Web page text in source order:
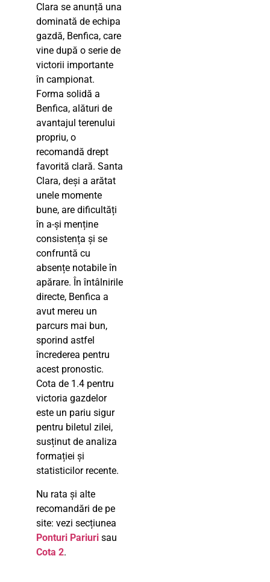
Clara se anunță una
dominată de echipa
gazdă, Benfica, care
vine după o serie de
victorii importante
în campionat.
Forma solidă a
Benfica, alături de
avantajul terenului
propriu, o
recomandă drept
favorită clară. Santa
Clara, deși a arătat
unele momente
bune, are dificultăți
în a-și menține
consistența și se
confruntă cu
absențe notabile în
apărare. În întâlnirile
directe, Benfica a
avut mereu un
parcurs mai bun,
sporind astfel
încrederea pentru
acest pronostic.
Cota de 1.4 pentru
victoria gazdelor
este un pariu sigur
pentru biletul zilei,
susținut de analiza
formației și
statisticilor recente.
Nu rata și alte
recomandări de pe
site: vezi secțiunea
Ponturi Pariuri sau
Cota 2.